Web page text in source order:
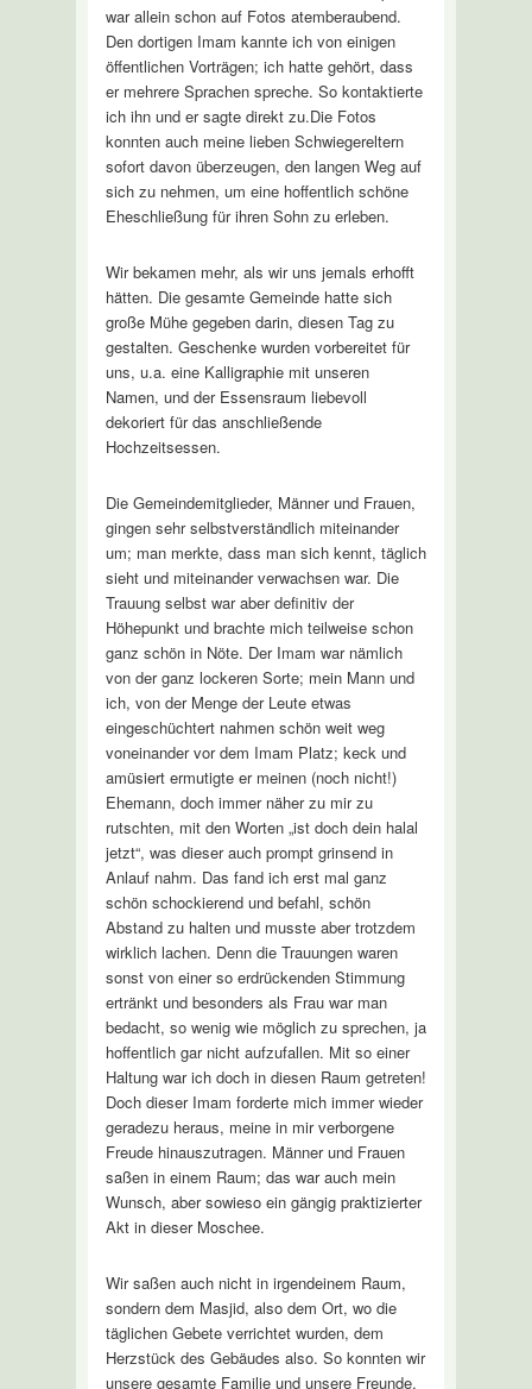
war allein schon auf Fotos atemberaubend.
Den dortigen Imam kannte ich von einigen
öffentlichen Vorträgen; ich hatte gehört, dass
er mehrere Sprachen spreche. So kontaktierte
ich ihn und er sagte direkt zu.Die Fotos
konnten auch meine lieben Schwiegereltern
sofort davon überzeugen, den langen Weg auf
sich zu nehmen, um eine hoffentlich schöne
Eheschließung für ihren Sohn zu erleben.
Wir bekamen mehr, als wir uns jemals erhofft
hätten. Die gesamte Gemeinde hatte sich
große Mühe gegeben darin, diesen Tag zu
gestalten. Geschenke wurden vorbereitet für
uns, u.a. eine Kalligraphie mit unseren
Namen, und der Essensraum liebevoll
dekoriert für das anschließende
Hochzeitsessen.
Die Gemeindemitglieder, Männer und Frauen,
gingen sehr selbstverständlich miteinander
um; man merkte, dass man sich kennt, täglich
sieht und miteinander verwachsen war. Die
Trauung selbst war aber definitiv der
Höhepunkt und brachte mich teilweise schon
ganz schön in Nöte. Der Imam war nämlich
von der ganz lockeren Sorte; mein Mann und
ich, von der Menge der Leute etwas
eingeschüchtert nahmen schön weit weg
voneinander vor dem Imam Platz; keck und
amüsiert ermutigte er meinen (noch nicht!)
Ehemann, doch immer näher zu mir zu
rutschten, mit den Worten „ist doch dein halal
jetzt“, was dieser auch prompt grinsend in
Anlauf nahm. Das fand ich erst mal ganz
schön schockierend und befahl, schön
Abstand zu halten und musste aber trotzdem
wirklich lachen. Denn die Trauungen waren
sonst von einer so erdrückenden Stimmung
ertränkt und besonders als Frau war man
bedacht, so wenig wie möglich zu sprechen, ja
hoffentlich gar nicht aufzufallen. Mit so einer
Haltung war ich doch in diesen Raum getreten!
Doch dieser Imam forderte mich immer wieder
geradezu heraus, meine in mir verborgene
Freude hinauszutragen. Männer und Frauen
saßen in einem Raum; das war auch mein
Wunsch, aber sowieso ein gängig praktizierter
Akt in dieser Moschee.
Wir saßen auch nicht in irgendeinem Raum,
sondern dem Masjid, also dem Ort, wo die
täglichen Gebete verrichtet wurden, dem
Herzstück des Gebäudes also. So konnten wir
unsere gesamte Familie und unsere Freunde,